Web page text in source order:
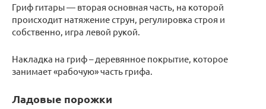
Гриф гитары — вторая основная часть, на которой
происходит натяжение струн, регулировка строя и
собственно, игра левой рукой.
Накладка на гриф – деревянное покрытие, которое
занимает «рабочую» часть грифа.
Ладовые порожки